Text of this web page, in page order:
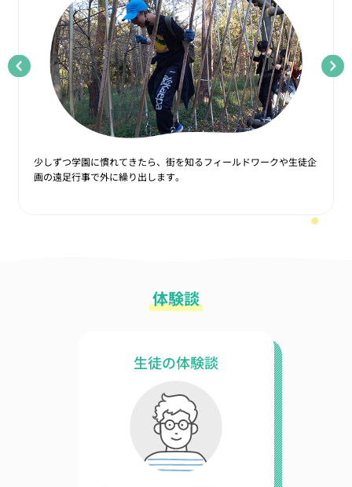
少しずつ学園に慣れてきたら、街を知るフィールドワークや生徒企
画の遠足行事で外に繰り出します。
体験談
生徒の体験談